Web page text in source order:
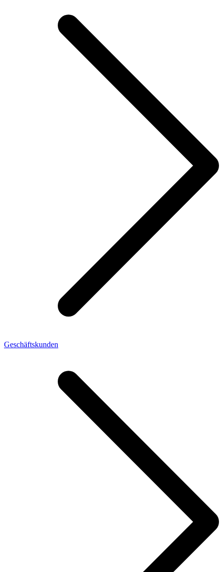
Geschäftskunden